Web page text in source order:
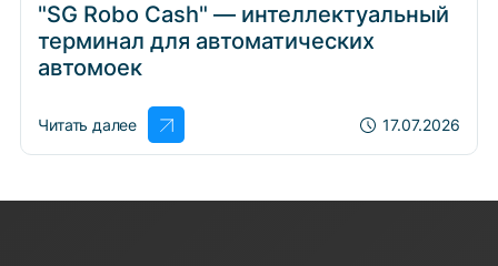
"SG Robo Cash" — интеллектуальный
терминал для автоматических
автомоек
Читать далее 17.07.2026